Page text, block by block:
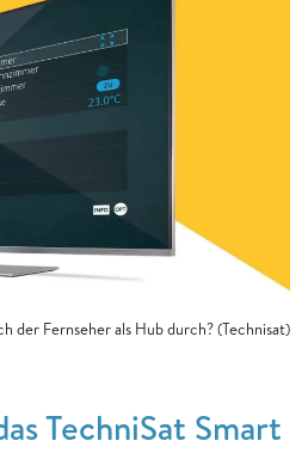
der Fernseher als Hub durch? (Technisat)
TechniSat Smart